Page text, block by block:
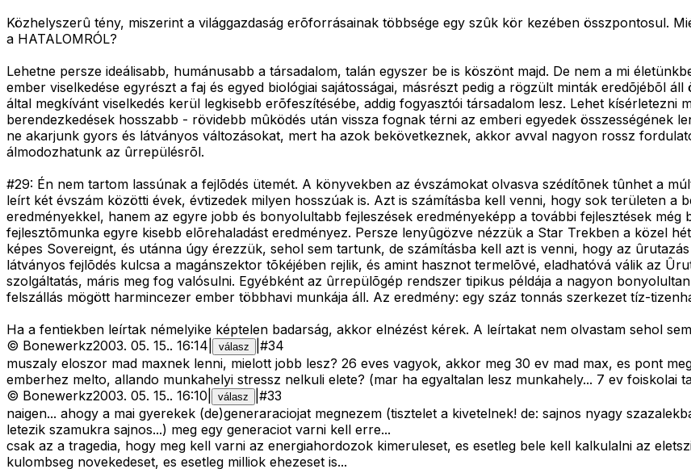
Közhelyszerû tény, miszerint a világgazdaság erõforrásainak többsége egy szûk kör kezében összpontosul.
a HATALOMRÓL?
Lehetne persze ideálisabb, humánusabb a társadalom, talán egyszer be is köszönt majd. De nem a mi
ember viselkedése egyrészt a faj és egyed biológiai sajátosságai, másrészt pedig a rögzült minták eredõjébõl
által megkívánt viselkedés kerül legkisebb erõfeszítésébe, addig fogyasztói társadalom lesz. Lehet kísérletezni
berendezkedések hosszabb - rövidebb mûködés után vissza fognak térni az emberi egyedek összességének
ne akarjunk gyors és látványos változásokat, mert ha azok bekövetkeznek, akkor avval nagyon rossz
álmodozhatunk az ûrrepülésrõl.
#29: Én nem tartom lassúnak a fejlõdés ütemét. A könyvekben az évszámokat olvasva szédítõnek tûnhet a
leírt két évszám közötti évek, évtizedek milyen hosszúak is. Azt is számításba kell venni, hogy sok területen a
eredményekkel, hanem az egyre jobb és bonyolultabb fejleszések eredményeképp a további fejlesztések
fejlesztõmunka egyre kisebb elõrehaladást eredményez. Persze lenyûgözve nézzük a Star Trekben a közel
képes Sovereignt, és utánna úgy érezzük, sehol sem tartunk, de számításba kell azt is venni, hogy az
látványos fejlõdés kulcsa a magánszektor tõkéjében rejlik, és amint hasznot termelõvé, eladhatóvá válik az
szolgáltatás, máris meg fog valósulni. Egyébként az ûrrepülõgép rendszer tipikus példája a nagyon
felszállás mögött harmincezer ember többhavi munkája áll. Az eredmény: egy száz tonnás szerkezet tíz-
Ha a fentiekben leírtak némelyike képtelen badarság, akkor elnézést kérek. A leírtakat nem olvastam sehol
© Bonewerkz2003. 05. 15.. 16:14 válasz #34
muszaly eloszor mad maxnek lenni, mielott jobb lesz? 26 eves vagyok, akkor meg 30 ev mad max, es pont
emberhez melto, allando munkahelyi stressz nelkuli elete? (mar ha egyaltalan lesz munkahely... 7 ev foiskolai
© Bonewerkz2003. 05. 15.. 16:10 válasz #33
naigen... ahogy a mai gyerekek (de)generaraciojat megnezem (tisztelet a kivetelnek! de: sajnos nyagy
letezik szamukra sajnos...) meg egy generaciot varni kell erre...
csak az a tragedia, hogy meg kell varni az energiahordozok kimeruleset, es esetleg bele kell kalkulalni az
kulombseg novekedeset, es esetleg milliok ehezeset is...